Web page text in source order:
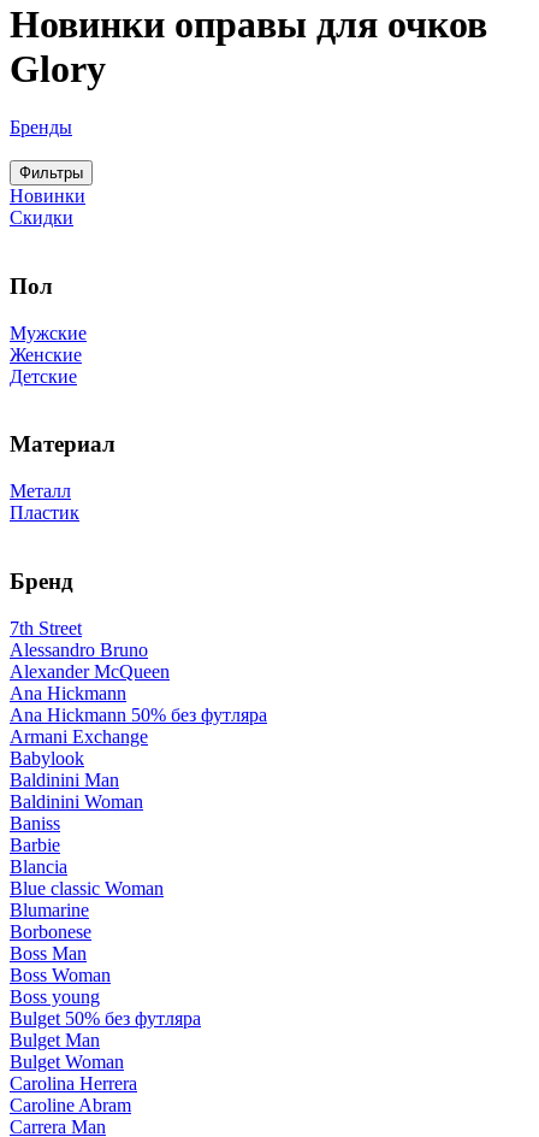
Новинки оправы для очков
Glory
Бренды
Фильтры
Новинки
Скидки
Пол
Мужские
Женские
Детские
Материал
Металл
Пластик
Бренд
7th Street
Alessandro Bruno
Alexander McQueen
Ana Hickmann
Ana Hickmann 50% без футляра
Armani Exchange
Babylook
Baldinini Man
Baldinini Woman
Baniss
Barbie
Blancia
Blue classic Woman
Blumarine
Borbonese
Boss Man
Boss Woman
Boss young
Bulget 50% без футляра
Bulget Man
Bulget Woman
Carolina Herrera
Caroline Abram
Carrera Man